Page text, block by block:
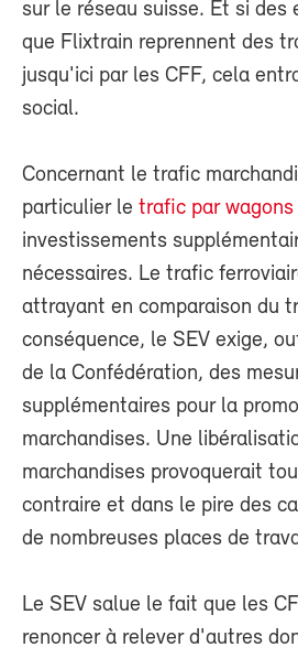
sur le réseau suisse. Et si des
que Flixtrain reprennent des
jusqu'ici par les CFF, cela
social.
Concernant le trafic
particulier le trafic par wagons
investissements
nécessaires. Le trafic
attrayant en comparaison du
conséquence, le SEV exige,
de la Confédération, des
supplémentaires pour la
marchandises. Une
marchandises provoquerait
contraire et dans le pire des
de nombreuses places de
Le SEV salue le fait que les
renoncer à relever d'autres